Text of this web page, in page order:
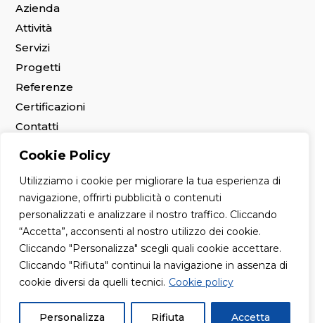
Cookie Policy
Utilizziamo i cookie per migliorare la tua esperienza di
navigazione, offrirti pubblicità o contenuti
personalizzati e analizzare il nostro traffico. Cliccando
“Accetta”, acconsenti al nostro utilizzo dei cookie.
Cliccando "Personalizza" scegli quali cookie accettare.
Cliccando "Rifiuta" continui la navigazione in assenza di
cookie diversi da quelli tecnici. Cookie policy
Personalizza Rifiuta Accetta
Azienda
Attività
Servizi
Progetti
Referenze
Certificazioni
Contatti
© 2026 ProGeo Engineering Srl
Privacy Policy
Cookie Policy